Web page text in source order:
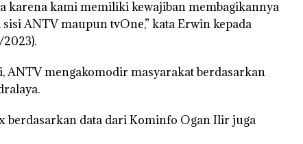
karena kami memiliki kewajiban membagikannya
ANTV maupun tvOne,” kata Erwin kepada
ANTV mengakomodir masyarakat berdasarkan
berdasarkan data dari Kominfo Ogan Ilir juga